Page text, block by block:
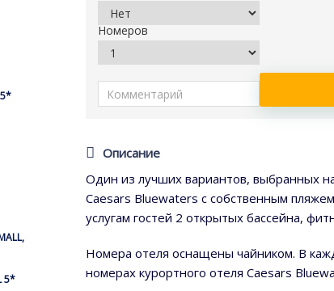
Номеров
Описание
Один из лучших вариантов, выбранных
Caesars Bluewaters с собственным
услугам гостей 2 открытых бассейна,
Номера отеля оснащены чайником. В
номерах курортного отеля Caesars
5*
5*